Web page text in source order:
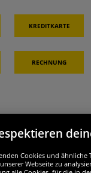
Kreditkarte
Rechnung
Cookies und ähnliche
Webseite zu